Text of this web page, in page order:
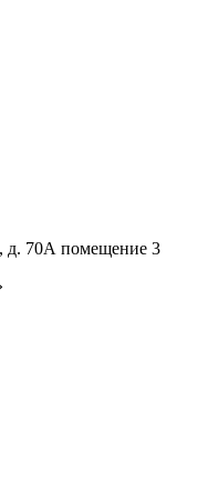
д. 70А помещение 3